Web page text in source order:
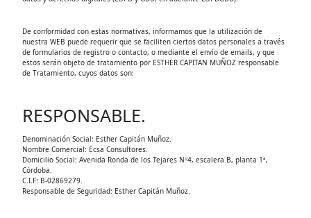
De conformidad con estas normativas, informamos que la utilización de
nuestra WEB puede requerir que se faciliten ciertos datos personales a través
de formularios de registro o contacto, o mediante el envío de emails, y que
estos serán objeto de tratamiento por ESTHER CAPITAN MUÑOZ responsable
de Tratamiento, cuyos datos son:
RESPONSABLE.
Denominación Social: Esther Capitán Muñoz.
Nombre Comercial: Ecsa Consultores.
Domicilio Social: Avenida Ronda de los Tejares Nº4, escalera B, planta 1ª,
Córdoba.
C.I.F: B-02869279.
Responsable de Seguridad: Esther Capitán Muñoz.